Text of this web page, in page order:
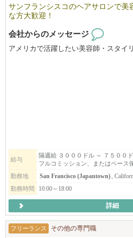
サンフランシスコのヘアサロンで美
な方大歓迎！
会社からのメッセージ
アメリカで活躍したい美容師・スタイ
すぐに稼げるようになりますよ。
まずはお気軽にご応募ください！
※必ず履歴書を添付の上ご応募くださ
せて頂きます。
給与
隔週給 ３０００ドル ～ ７５００
フルコミッション、またはベース
勤務地
San Francisco (Japantown),
勤務時間
10:00～18:00
詳細
フリーランス その他の専門職